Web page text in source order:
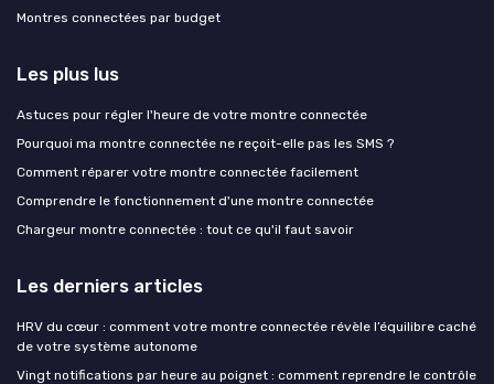
Montres connectées par budget
Les plus lus
Astuces pour régler l'heure de votre montre connectée
Pourquoi ma montre connectée ne reçoit-elle pas les SMS ?
Comment réparer votre montre connectée facilement
Comprendre le fonctionnement d'une montre connectée
Chargeur montre connectée : tout ce qu'il faut savoir
Les derniers articles
HRV du cœur : comment votre montre connectée révèle l’équilibre caché
de votre système autonome
Vingt notifications par heure au poignet : comment reprendre le contrôle